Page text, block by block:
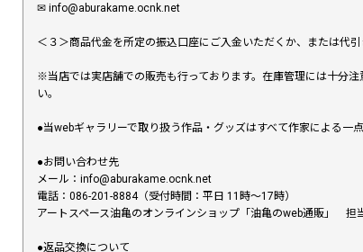
✉︎ info@aburakame.ocnk.net
＜３＞商品代金を所定の振込口座にご入金いただくか、または代
※当店では実店舗での販売も行っております。在庫管理には十分
い。
●当webギャラリーで取り扱う作品・グッズはすべて作家による一
●お問い合わせ先
メール：info@aburakame.ocnk.net
電話：086-201-8884（受付時間：平日 11時〜17時）
アートスペース油亀のオンラインショップ「油亀のweb通販」 担
●返品交換について